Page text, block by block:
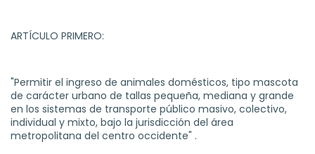
ARTÍCULO PRIMERO:
"Permitir el ingreso de animales domésticos, tipo mascota
de carácter urbano de tallas pequeña, mediana y grande
en los sistemas de transporte público masivo, colectivo,
individual y mixto, bajo la jurisdicción del área
metropolitana del centro occidente" .